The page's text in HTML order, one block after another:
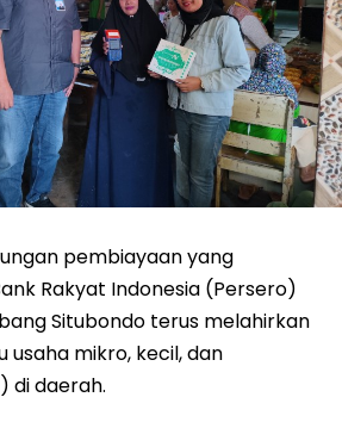
pembiayaan yang
Rakyat Indonesia (Persero)
Situbondo terus melahirkan
usaha mikro, kecil, dan
di daerah.